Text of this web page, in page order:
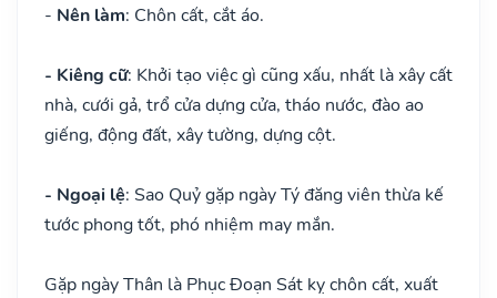
- Nên làm: Chôn cất, cắt áo.
- Kiêng cữ: Khởi tạo việc gì cũng xấu, nhất là xây cất
nhà, cưới gả, trổ cửa dựng cửa, tháo nước, đào ao
giếng, động đất, xây tường, dựng cột.
- Ngoại lệ: Sao Quỷ gặp ngày Tý đăng viên thừa kế
tước phong tốt, phó nhiệm may mắn.
Gặp ngày Thân là Phục Đoạn Sát kỵ chôn cất, xuất